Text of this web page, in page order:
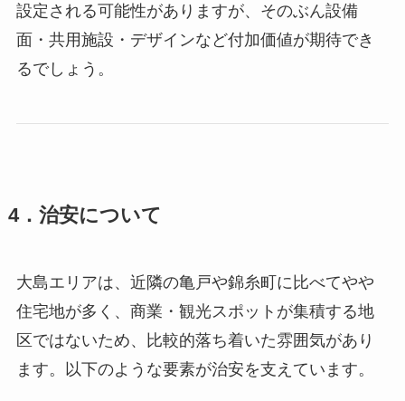
設定される可能性がありますが、そのぶん設備
面・共用施設・デザインなど付加価値が期待でき
るでしょう。
4．治安について
大島エリアは、近隣の亀戸や錦糸町に比べてやや
住宅地が多く、商業・観光スポットが集積する地
区ではないため、比較的落ち着いた雰囲気があり
ます。以下のような要素が治安を支えています。